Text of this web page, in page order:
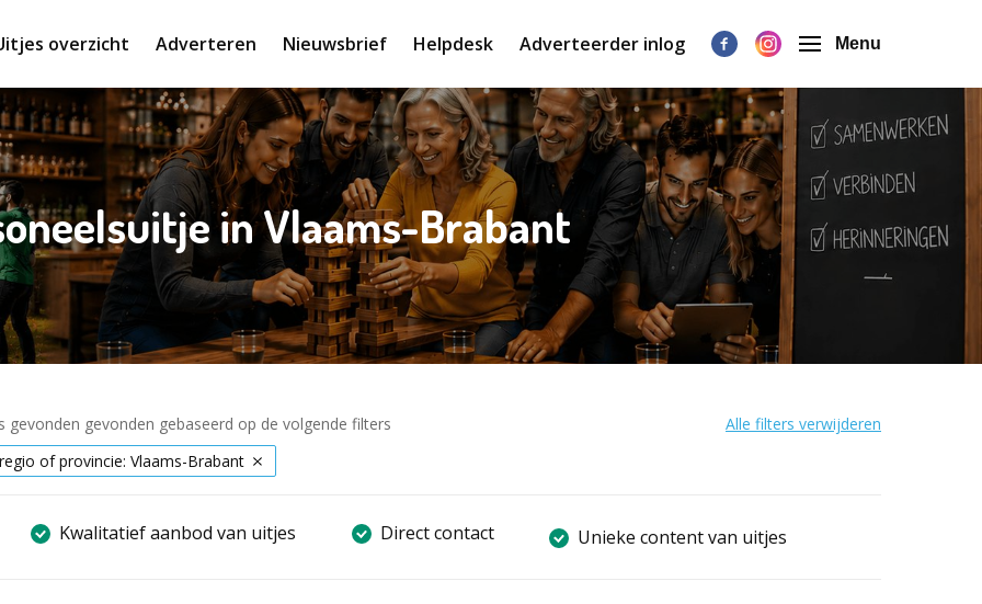
overzicht Adverteren Nieuwsbrief Helpdesk Adverteerder inlog Menu
in Vlaams-Brabant
gevonden gevonden gebaseerd op de volgende filters
Alle filters verwijderen
of provincie: Vlaams-Brabant
Kwalitatief aanbod van uitjes Direct contact Unieke content van uitjes